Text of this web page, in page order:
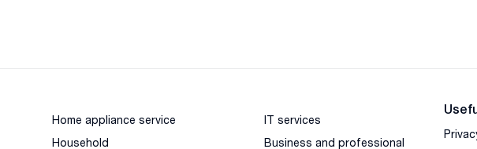
Home appliance service
Household
IT services
Business and professional